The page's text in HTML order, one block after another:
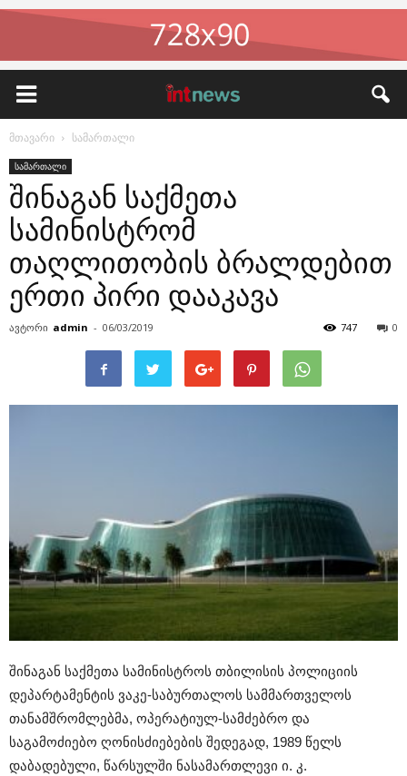
მთავარი სამართალი
სამართალი
შინაგან საქმეთა
სამინისტრომ
თაღლითობის ბრალდებით
ერთი პირი დააკავა
ავტორი admin - 06/03/2019 0
747
შინაგან საქმეთა სამინისტროს თბილისის პოლიციის
დეპარტამენტის ვაკე-საბურთალოს სამმართველოს
თანამშრომლებმა, ოპერატიულ-სამძებრო და
საგამოძიებო ღონისძიებების შედეგად, 1989 წელს
დაბადებული, წარსულში ნასამართლევი ი. კ.